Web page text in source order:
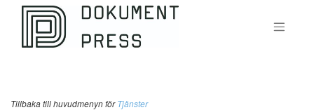
Tillbaka till huvudmenyn förTjänster